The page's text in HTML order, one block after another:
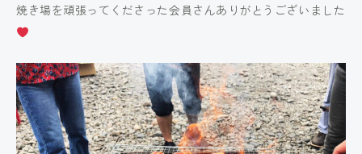
焼き場を頑張ってくださった会員さんありがとうございました